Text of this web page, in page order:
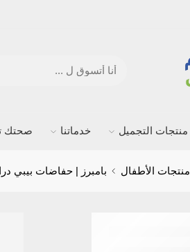
منتجات التجميل خدماتنا صحتك
منتجات الأطفال بامبرز | حفاضات بيبي دراي